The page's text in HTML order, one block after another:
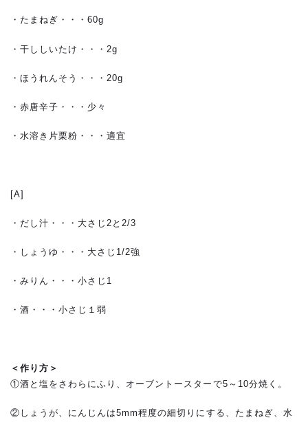
・たまねぎ・・・60g
・干ししいたけ・・・2g
・ほうれんそう・・・20g
・赤唐辛子・・・少々
・水溶き片栗粉・・・適宜
[A]
・だし汁・・・大さじ2と2/3
・しょうゆ・・・大さじ1/2強
・みりん・・・小さじ1
・酒・・・小さじ１弱
＜作り方＞
①酒と塩をさわらにふり、オーブントースターで5～10分焼く。
②しょうが、にんじんは5mm程度の細切りにする、たまねぎ、水